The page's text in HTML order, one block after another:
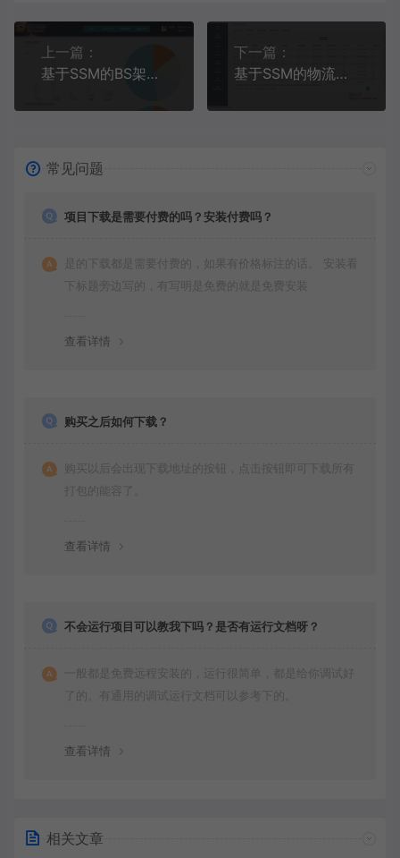
上一篇：
基于SSM的BS架构微博系统(附论文)
下一篇：
基于SSM的物流信息管理系统(附论文)
常见问题
项目下载是需要付费的吗？安装付费吗？
是的下载都是需要付费的，如果有价格标注的话。 安装看
下标题旁边写的，有写明是免费的就是免费安装
查看详情
购买之后如何下载？
购买以后会出现下载地址的按钮，点击按钮即可下载所有
打包的能容了。
查看详情
不会运行项目可以教我下吗？是否有运行文档呀？
一般都是免费远程安装的，运行很简单，都是给你调试好
了的。有通用的调试运行文档可以参考下的。
查看详情
相关文章